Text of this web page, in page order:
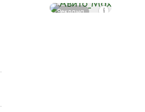
Реклама